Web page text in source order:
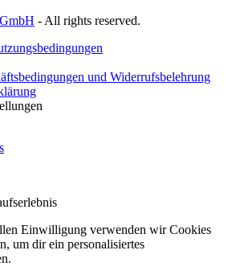
- All rights reserved.
und Widerrufsbelehrung
Einwilligung verwenden wir Cookies
um dir ein personalisiertes